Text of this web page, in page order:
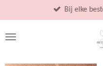
direct
naar
Bij elke